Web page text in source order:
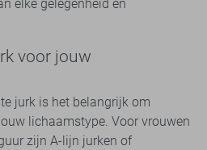
elke gelegenheid en
voor jouw
jurk is het belangrijk om
lichaamstype. Voor vrouwen
zijn A-lijn jurken of